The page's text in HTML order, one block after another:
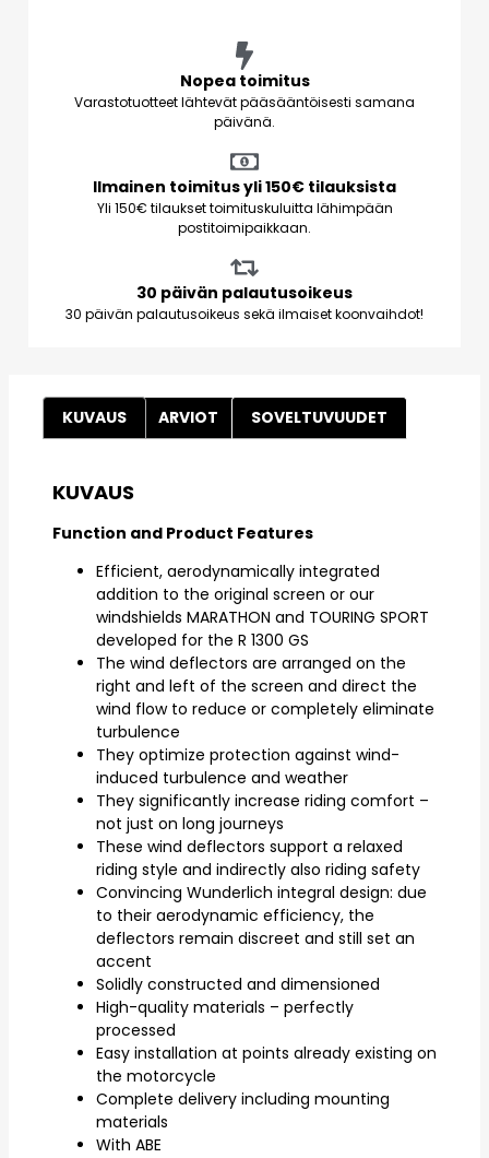
Nopea toimitus
Varastotuotteet lähtevät pääsääntöisesti samana
päivänä.
Ilmainen toimitus yli 150€ tilauksista
Yli 150€ tilaukset toimituskuluitta lähimpään
postitoimipaikkaan.
30 päivän palautusoikeus
30 päivän palautusoikeus sekä ilmaiset koonvaihdot!
KUVAUS ARVIOT SOVELTUVUUDET
KUVAUS
Function and Product Features
Efficient, aerodynamically integrated
addition to the original screen or our
windshields MARATHON and TOURING SPORT
developed for the R 1300 GS
The wind deflectors are arranged on the
right and left of the screen and direct the
wind flow to reduce or completely eliminate
turbulence
They optimize protection against wind-
induced turbulence and weather
They significantly increase riding comfort –
not just on long journeys
These wind deflectors support a relaxed
riding style and indirectly also riding safety
Convincing Wunderlich integral design: due
to their aerodynamic efficiency, the
deflectors remain discreet and still set an
accent
Solidly constructed and dimensioned
High-quality materials – perfectly
processed
Easy installation at points already existing on
the motorcycle
Complete delivery including mounting
materials
With ABE